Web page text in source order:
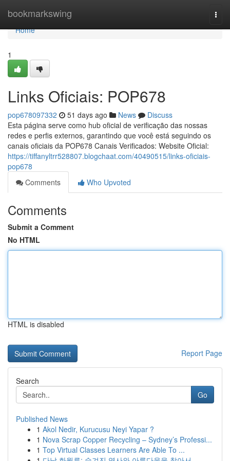
bookmarkswing
Home
Home
1
Links Oficiais: POP678
pop678097332 51 days ago News
Discuss
Esta página serve como hub oficial de verificação das nossas
redes e perfis externos, garantindo que você está seguindo os
canais oficiais da POP678 Canais Verificados: Website Oficial:
https://tiffanyltrr528807.blogchaat.com/40490515/links-oficiais-
pop678
Comments
Who Upvoted
Comments
Submit a Comment
No HTML
HTML is disabled
Report Page
Search
Go
Published News
1 Akol Nedir, Kurucusu Neyi Yapar ?
1 Nova Scrap Copper Recycling – Sydney’s Professi...
1 Top Virtual Classes Learners Are Able To ...